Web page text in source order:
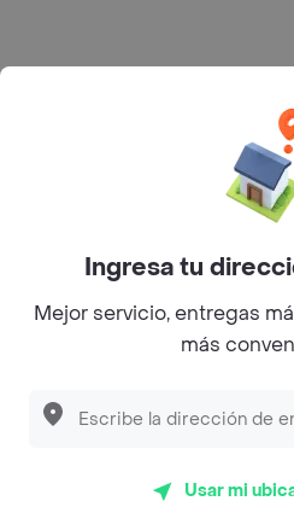
Bogotá D.C. ---
Ingresa tu
Mejor servicio, entregas
más
Usar mi